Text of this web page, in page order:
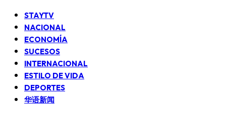
STAYTV
NACIONAL
ECONOMÍA
SUCESOS
INTERNACIONAL
ESTILO DE VIDA
DEPORTES
华语新闻